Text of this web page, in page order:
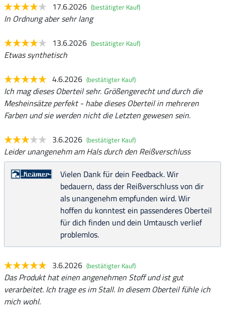
17.6.2026 (bestätigter Kauf)
In Ordnung aber sehr lang
13.6.2026 (bestätigter Kauf)
Etwas synthetisch
4.6.2026 (bestätigter Kauf)
Ich mag dieses Oberteil sehr. Größengerecht und durch die
Mesheinsätze perfekt - habe dieses Oberteil in mehreren
Farben und sie werden nicht die Letzten gewesen sein.
3.6.2026 (bestätigter Kauf)
Leider unangenehm am Hals durch den Reißverschluss
Vielen Dank für dein Feedback. Wir
bedauern, dass der Reißverschluss von dir
als unangenehm empfunden wird. Wir
hoffen du konntest ein passenderes Oberteil
für dich finden und dein Umtausch verlief
problemlos.
3.6.2026 (bestätigter Kauf)
Das Produkt hat einen angenehmen Stoff und ist gut
verarbeitet. Ich trage es im Stall. In diesem Oberteil fühle ich
mich wohl.